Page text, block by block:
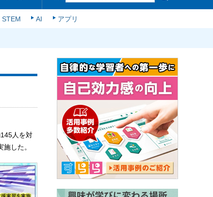
STEM AI アプリ
人を対
した。